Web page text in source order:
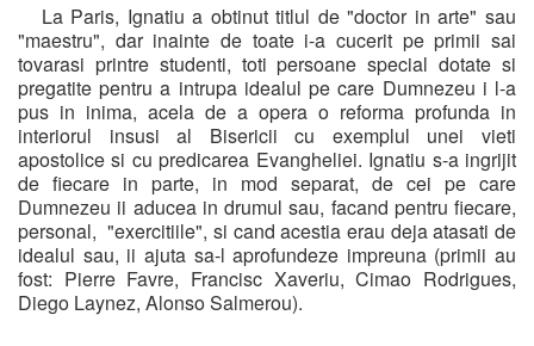
La Paris, Ignatiu a obtinut titlul de "doctor in arte" sau
"maestru", dar inainte de toate i-a cucerit pe primii sai
tovarasi printre studenti, toti persoane special dotate si
pregatite pentru a intrupa idealul pe care Dumnezeu i l-a
pus in inima, acela de a opera o reforma profunda in
interiorul insusi al Bisericii cu exemplul unei vieti
apostolice si cu predicarea Evangheliei. Ignatiu s-a ingrijit
de fiecare in parte, in mod separat, de cei pe care
Dumnezeu ii aducea in drumul sau, facand pentru fiecare,
personal, "exercitiile", si cand acestia erau deja atasati de
idealul sau, ii ajuta sa-l aprofundeze impreuna (primii au
fost: Pierre Favre, Francisc Xaveriu, Cimao Rodrigues,
Diego Laynez, Alonso Salmerou).